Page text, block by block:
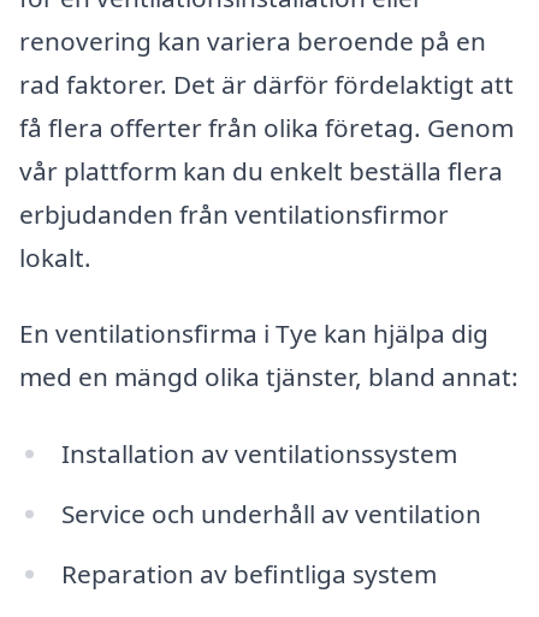
renovering kan variera beroende på en
rad faktorer. Det är därför fördelaktigt att
få flera offerter från olika företag. Genom
vår plattform kan du enkelt beställa flera
erbjudanden från ventilationsfirmor
lokalt.
En ventilationsfirma i Tye kan hjälpa dig
med en mängd olika tjänster, bland annat:
Installation av ventilationssystem
Service och underhåll av ventilation
Reparation av befintliga system